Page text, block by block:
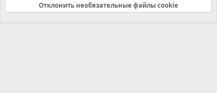
Связь с нами
Условия и правила
Политика конфиденциальности
Справка Главная
R
Отклонить необязательные файлы cookie